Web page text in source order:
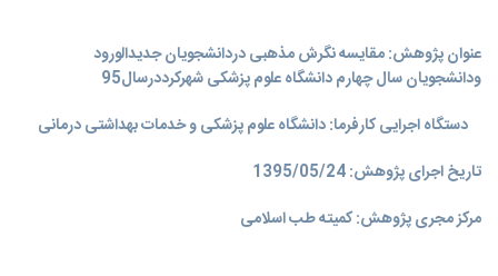
عنوان پژوهش: مقایسه نگرش مذهبی دردانشجویان جدیدالورود
ودانشجویان سال چهارم دانشگاه علوم پزشکی شهرکرددرسال95
دستگاه اجرایی کارفرما: دانشگاه علوم پزشکی و خدمات بهداشتی درمانی
تاریخ اجرای پژوهش: 1395/05/24
مرکز مجری پژوهش: کمیته طب اسلامی